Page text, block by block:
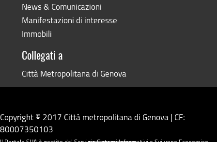
News & Comunicazioni
Manifestazioni di interesse
Immobili
Collegati a
Città Metropolitana di Genova
Copyright © 2017 Città metropolitana di Genova | CF:
80007350103